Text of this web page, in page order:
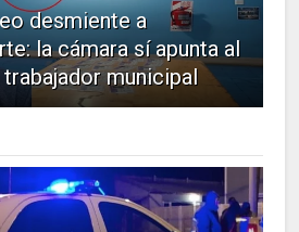
desmiente a
la cámara sí apunta al
municipal